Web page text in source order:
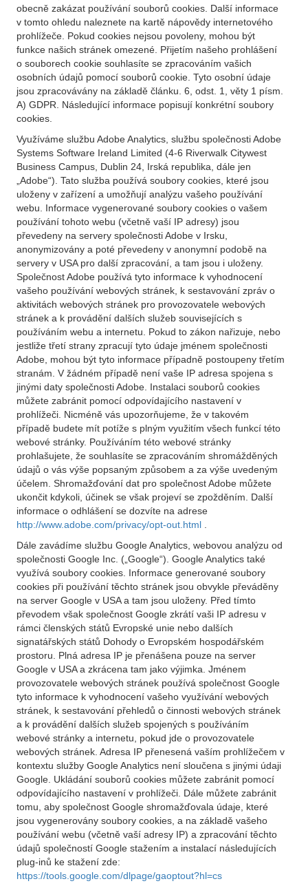
obecně zakázat používání souborů cookies. Další informace
v tomto ohledu naleznete na kartě nápovědy internetového
prohlížeče. Pokud cookies nejsou povoleny, mohou být
funkce našich stránek omezené. Přijetím našeho prohlášení
o souborech cookie souhlasíte se zpracováním vašich
osobních údajů pomocí souborů cookie. Tyto osobní údaje
jsou zpracovávány na základě článku. 6, odst. 1, věty 1 písm.
A) GDPR. Následující informace popisují konkrétní soubory
cookies.
Využíváme službu Adobe Analytics, službu společnosti Adobe
Systems Software Ireland Limited (4-6 Riverwalk Citywest
Business Campus, Dublin 24, Irská republika, dále jen
„Adobe“). Tato služba používá soubory cookies, které jsou
uloženy v zařízení a umožňují analýzu vašeho používání
webu. Informace vygenerované soubory cookies o vašem
používání tohoto webu (včetně vaší IP adresy) jsou
převedeny na servery společnosti Adobe v Irsku,
anonymizovány a poté převedeny v anonymní podobě na
servery v USA pro další zpracování, a tam jsou i uloženy.
Společnost Adobe používá tyto informace k vyhodnocení
vašeho používání webových stránek, k sestavování zpráv o
aktivitách webových stránek pro provozovatele webových
stránek a k provádění dalších služeb souvisejících s
používáním webu a internetu. Pokud to zákon nařizuje, nebo
jestliže třetí strany zpracují tyto údaje jménem společnosti
Adobe, mohou být tyto informace případně postoupeny třetím
stranám. V žádném případě není vaše IP adresa spojena s
jinými daty společnosti Adobe. Instalaci souborů cookies
můžete zabránit pomocí odpovídajícího nastavení v
prohlížeči. Nicméně vás upozorňujeme, že v takovém
případě budete mít potíže s plným využitím všech funkcí této
webové stránky. Používáním této webové stránky
prohlašujete, že souhlasíte se zpracováním shromážděných
údajů o vás výše popsaným způsobem a za výše uvedeným
účelem. Shromažďování dat pro společnost Adobe můžete
ukončit kdykoli, účinek se však projeví se zpožděním. Další
informace o odhlášení se dozvíte na adrese
http://www.adobe.com/privacy/opt-out.html
Dále zavádíme službu Google Analytics, webovou analýzu od
společnosti Google Inc. („Google“). Google Analytics také
využívá soubory cookies. Informace generované soubory
cookies při používání těchto stránek jsou obvykle převáděny
na server Google v USA a tam jsou uloženy. Před tímto
převodem však společnost Google zkrátí vaši IP adresu v
rámci členských států Evropské unie nebo dalších
signatářských států Dohody o Evropském hospodářském
prostoru. Plná adresa IP je přenášena pouze na server
Google v USA a zkrácena tam jako výjimka. Jménem
provozovatele webových stránek používá společnost Google
tyto informace k vyhodnocení vašeho využívání webových
stránek, k sestavování přehledů o činnosti webových stránek
a k provádění dalších služeb spojených s používáním
webové stránky a internetu, pokud jde o provozovatele
webových stránek. Adresa IP přenesená vaším prohlížečem v
kontextu služby Google Analytics není sloučena s jinými údaji
Google. Ukládání souborů cookies můžete zabránit pomocí
odpovídajícího nastavení v prohlížeči. Dále můžete zabránit
tomu, aby společnost Google shromažďovala údaje, které
jsou vygenerovány soubory cookies, a na základě vašeho
používání webu (včetně vaší adresy IP) a zpracování těchto
údajů společností Google stažením a instalací následujících
plug-inů ke stažení zde:
https://tools.google.com/dlpage/gaoptout?hl=cs